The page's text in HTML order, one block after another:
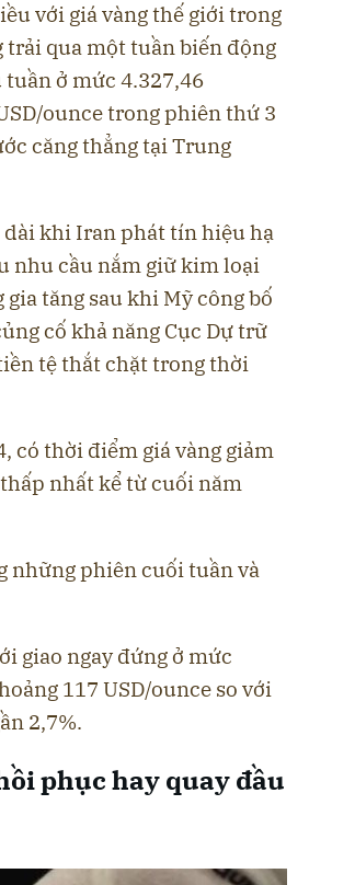
với giá vàng thế giới trong
trải qua một tuần biến động
ở mức 4.327,46
ounce trong phiên thứ 3
căng thẳng tại Trung
dài khi Iran phát tín hiệu hạ
nhu cầu nắm giữ kim loại
gia tăng sau khi Mỹ công bố
cố khả năng Cục Dự trữ
tệ thắt chặt trong thời
có thời điểm giá vàng giảm
nhất kể từ cuối năm
những phiên cuối tuần và
giao ngay đứng ở mức
117 USD/ounce so với
2,7%.
phục hay quay đầu